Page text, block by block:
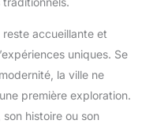
accueillante et
uniques. Se
la ville ne
première exploration.
histoire ou son